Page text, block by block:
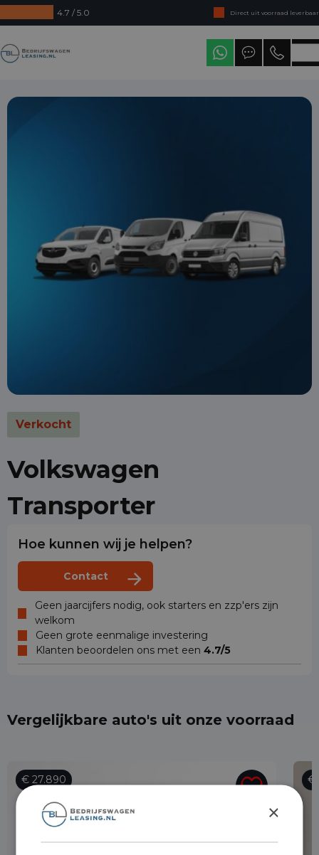
4.7 / 5.0
Direct uit voorraad leverbaar
Levering in heel Nederland
Verkocht
Volkswagen
Transporter
Hoe kunnen wij je helpen?
Contact
Geen jaarcijfers nodig, ook starters en zzp'ers zijn
welkom
Geen grote eenmalige investering
Klanten beoordelen ons met een 4.7/5
Vergelijkbare auto's uit onze voorraad
€ 27.890 €
×